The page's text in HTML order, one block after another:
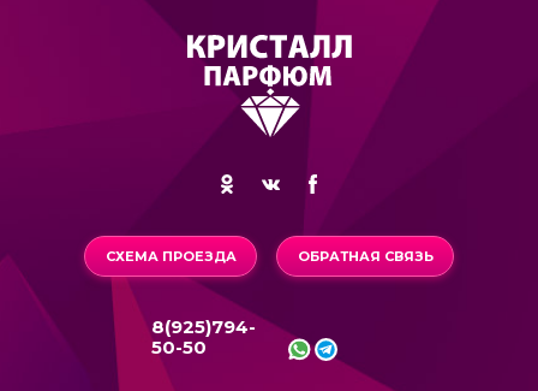
СХЕМА ПРОЕЗДА ОБРАТНАЯ СВЯЗЬ
8(925)794-
50-50